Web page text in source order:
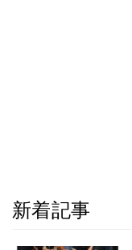
新着記事